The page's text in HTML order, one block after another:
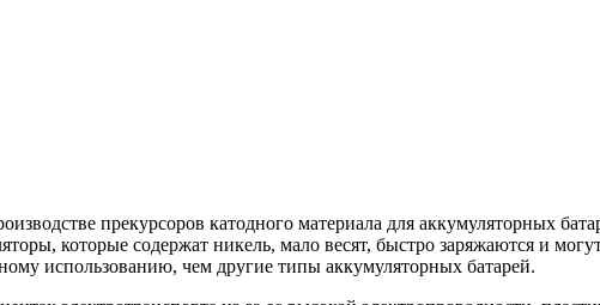
прекурсоров катодного материала для аккумуляторных
которые содержат никель, мало весят, быстро заряжаются и
использованию, чем другие типы аккумуляторных батарей.